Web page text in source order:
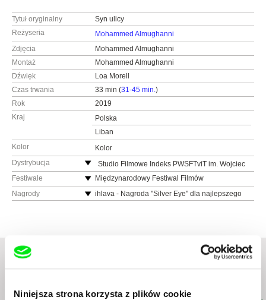
Niniejsza strona korzysta z plików cookie
Tytuł oryginalny
Syn ulicy
Reżyseria
Mohammed Almughanni
Zdjęcia
Mohammed Almughanni
Montaż
Mohammed Almughanni
Dźwięk
Loa Morell
Czas trwania
33 min (31-45 min.)
Rok
2019
Kraj
Polska
Liban
Kolor
Kolor
Dystrybucja
Studio Filmowe Indeks PWSFTviT im. Wojciec
ha Jerzego Hasa
ul. Targowa 61/63
90-323 Łódź
Festiwale
Międzynarodowy Festiwal Filmów
Dokumentalnych Jihlava 2020, Czechy
Koszaliński Festiwal Debiutów Filmowych
Nagrody
ihlava - Nagroda "Silver Eye" dla najlepszego